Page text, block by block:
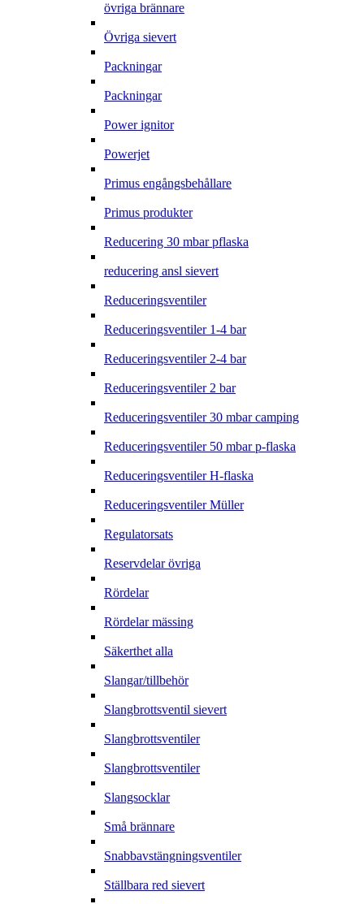
övriga brännare
Övriga sievert
Packningar
Packningar
Power ignitor
Powerjet
Primus engångsbehållare
Primus produkter
Reducering 30 mbar pflaska
reducering ansl sievert
Reduceringsventiler
Reduceringsventiler 1-4 bar
Reduceringsventiler 2-4 bar
Reduceringsventiler 2 bar
Reduceringsventiler 30 mbar camping
Reduceringsventiler 50 mbar p-flaska
Reduceringsventiler H-flaska
Reduceringsventiler Müller
Regulatorsats
Reservdelar övriga
Rördelar
Rördelar mässing
Säkerthet alla
Slangar/tillbehör
Slangbrottsventil sievert
Slangbrottsventiler
Slangbrottsventiler
Slangsocklar
Små brännare
Snabbavstängningsventiler
Ställbara red sievert